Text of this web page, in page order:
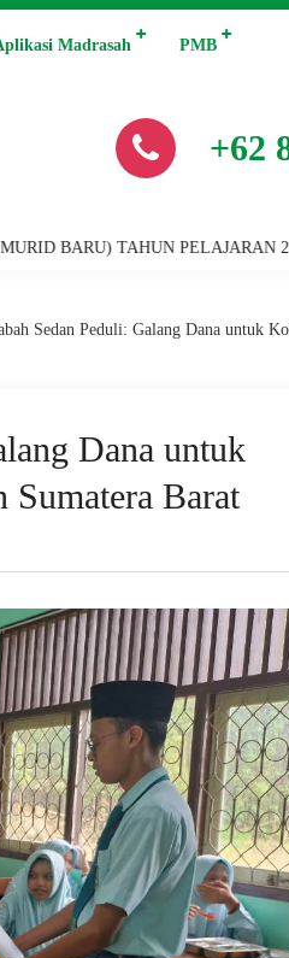
Madrasah PMB
+62
TAHUN PELAJARAN 2026/
Sedan Peduli: Galang Dana untuk
Dana untuk
Sumatera Barat